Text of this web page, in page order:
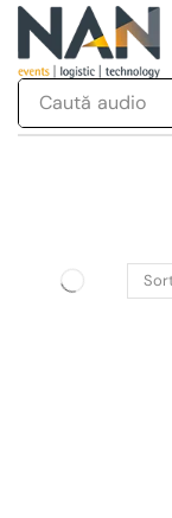
Caută audio